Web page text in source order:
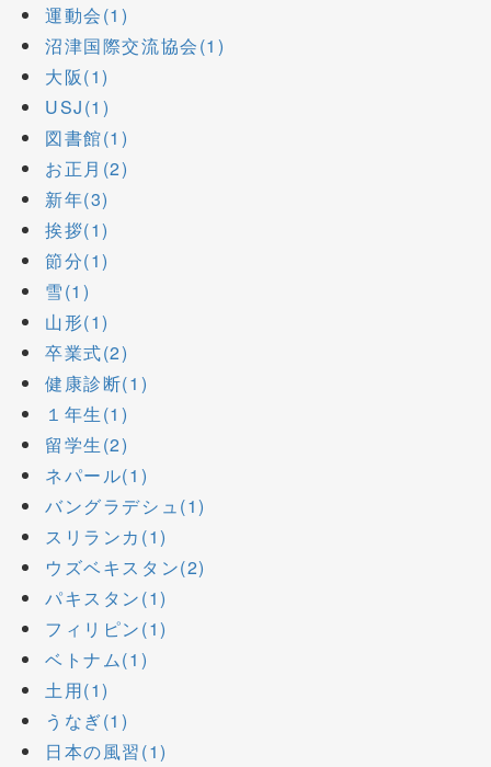
運動会(1)
沼津国際交流協会(1)
大阪(1)
USJ(1)
図書館(1)
お正月(2)
新年(3)
挨拶(1)
節分(1)
雪(1)
山形(1)
卒業式(2)
健康診断(1)
１年生(1)
留学生(2)
ネパール(1)
バングラデシュ(1)
スリランカ(1)
ウズベキスタン(2)
パキスタン(1)
フィリピン(1)
ベトナム(1)
土用(1)
うなぎ(1)
日本の風習(1)